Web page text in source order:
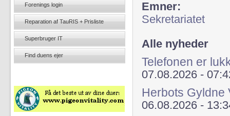
Emner:
Sekretariatet
Alle nyheder
Telefonen er
07.08.2026 -
Herbots Gyldne
06.08.2026 -
Forenings login
Reparation af TauRIS + Prisliste
Superbruger IT
Find duens ejer